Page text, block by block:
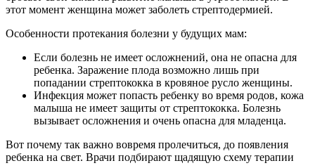
этот момент женщина может заболеть стрептодермией.
Особенности протекания болезни у будущих мам:
Если болезнь не имеет осложнений, она не опасна для
ребенка. Заражение плода возможно лишь при
попадании стрептококка в кровяное русло женщины.
Инфекция может попасть ребенку во время родов, кожа
малыша не имеет защиты от стрептококка. Болезнь
вызывает осложнения и очень опасна для младенца.
Вот почему так важно вовремя пролечиться, до появления
ребенка на свет. Врачи подбирают щадящую схему терапии